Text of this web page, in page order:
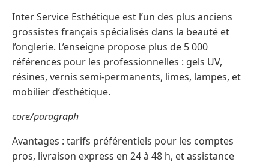
Inter Service Esthétique est l’un des plus anciens
grossistes français spécialisés dans la beauté et
l’onglerie. L’enseigne propose plus de 5 000
références pour les professionnelles : gels UV,
résines, vernis semi-permanents, limes, lampes, et
mobilier d’esthétique.
core/paragraph
Avantages : tarifs préférentiels pour les comptes
pros, livraison express en 24 à 48 h, et assistance